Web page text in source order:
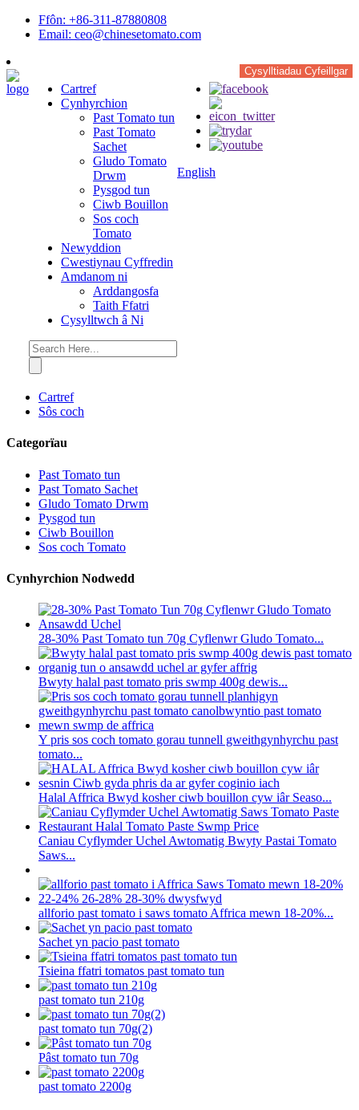
Ffôn: +86-311-87880808
Email: ceo@chinesetomato.com
Cysylltiadau Cyfeillgar
Cartref
Cynhyrchion
Past Tomato tun
Past Tomato
Sachet
Gludo Tomato
Drwm
Pysgod tun
Ciwb Bouillon
Sos coch
Tomato
Newyddion
Cwestiynau Cyffredin
Amdanom ni
Arddangosfa
Taith Ffatri
Cysylltwch â Ni
English
Cartref
Sôs coch
Categorïau
Past Tomato tun
Past Tomato Sachet
Gludo Tomato Drwm
Pysgod tun
Ciwb Bouillon
Sos coch Tomato
Cynhyrchion Nodwedd
28-30% Past Tomato tun 70g Cyflenwr Gludo Tomato...
Bwyty halal past tomato pris swmp 400g dewis...
Y pris sos coch tomato gorau tunnell gweithgynhyrchu past
tomato...
Halal Affrica Bwyd kosher ciwb bouillon cyw iâr Seaso...
Caniau Cyflymder Uchel Awtomatig Bwyty Pastai Tomato
Saws...
allforio past tomato i saws tomato Affrica mewn 18-20%...
Sachet yn pacio past tomato
Tsieina ffatri tomatos past tomato tun
past tomato tun 210g
past tomato tun 70g(2)
Pâst tomato tun 70g
past tomato 2200g